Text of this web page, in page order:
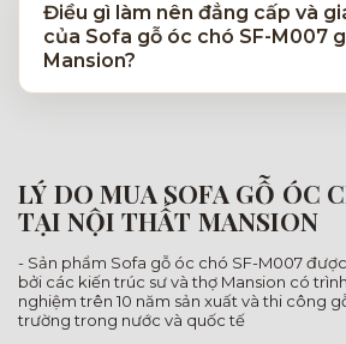
Điều gì làm nên đẳng cấp và
của Sofa gỗ óc chó SF-M007
Mansion?
LÝ DO MUA SOFA GỖ ÓC
TẠI NỘI THẤT MANSION
- Sản phẩm Sofa gỗ óc chó SF-M007
bởi các kiến trúc sư và thợ Mansion có
nghiệm trên 10 năm sản xuất và thi công
trường trong nước và quốc tế